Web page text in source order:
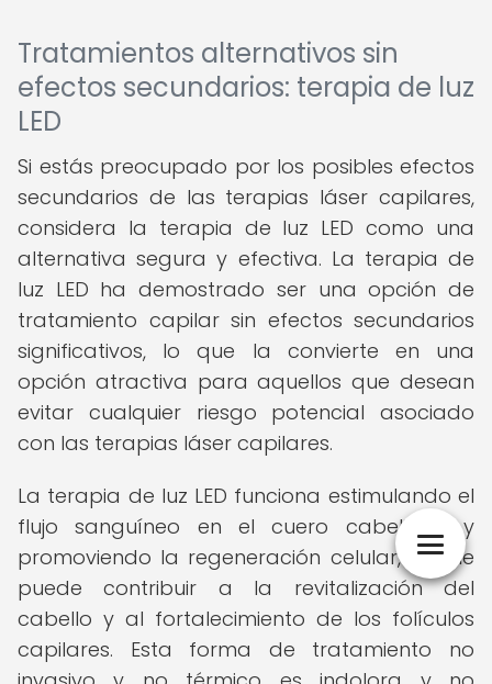
Tratamientos alternativos sin
efectos secundarios: terapia de luz
LED
Si estás preocupado por los posibles efectos
secundarios de las terapias láser capilares,
considera la terapia de luz LED como una
alternativa segura y efectiva. La terapia de
luz LED ha demostrado ser una opción de
tratamiento capilar sin efectos secundarios
significativos, lo que la convierte en una
opción atractiva para aquellos que desean
evitar cualquier riesgo potencial asociado
con las terapias láser capilares.
La terapia de luz LED funciona estimulando el
flujo sanguíneo en el cuero cabelludo y
promoviendo la regeneración celular, lo que
puede contribuir a la revitalización del
cabello y al fortalecimiento de los folículos
capilares. Esta forma de tratamiento no